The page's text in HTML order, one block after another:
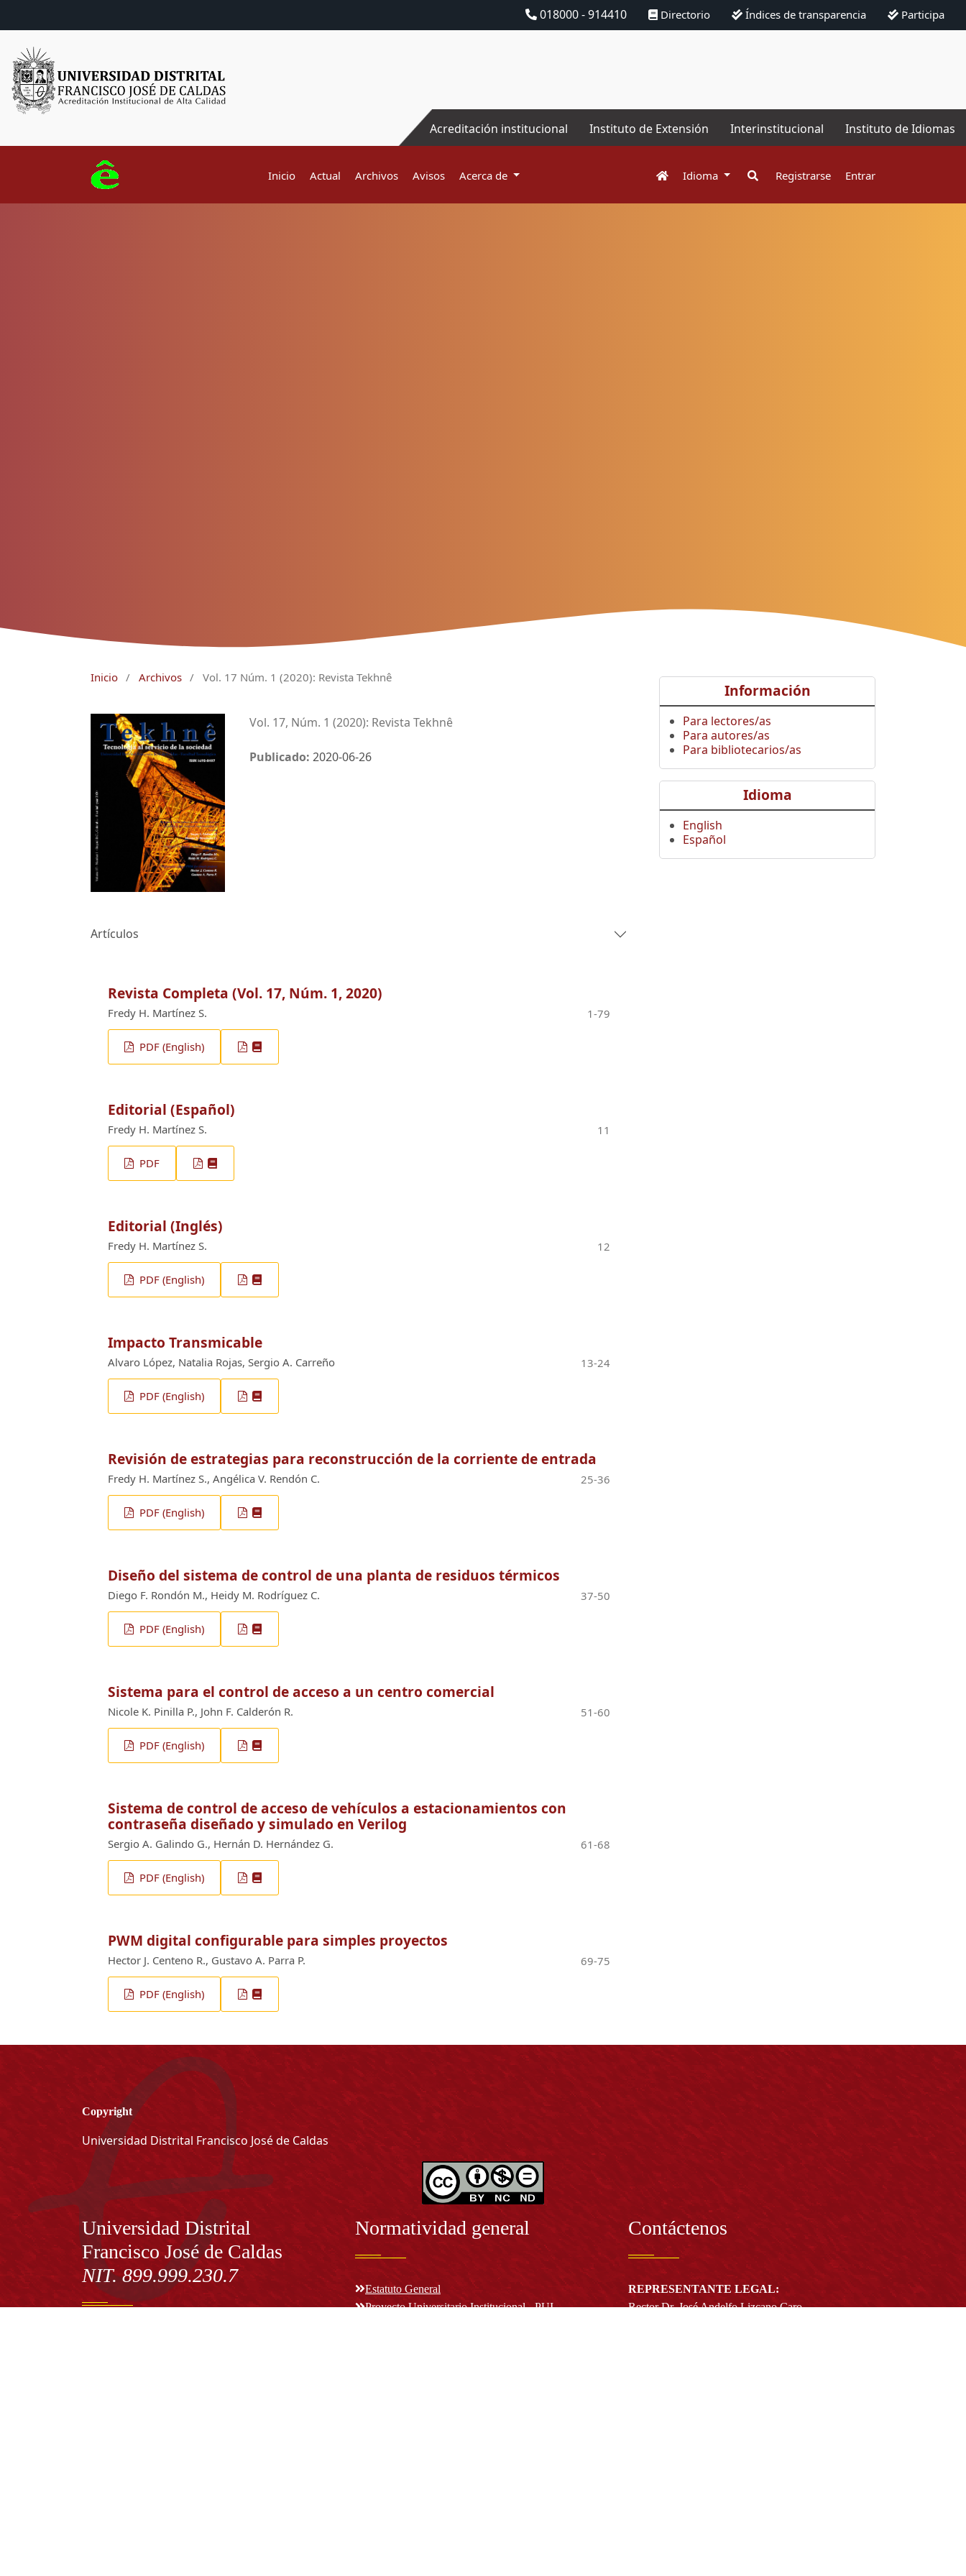
018000 - 914410 Directorio Índices de transparencia Participa
Acreditación institucional Instituto de Extensión Interinstitucional Instituto de Idiomas
Inicio Actual Archivos Avisos Acerca de Idioma Registrarse Entrar
Inicio / Archivos / Vol. 17 Núm. 1 (2020): Revista Tekhnê
Vol. 17, Núm. 1 (2020): Revista Tekhnê
Publicado:2020-06-26
Artículos
Revista Completa (Vol. 17, Núm. 1, 2020)
Fredy H. Martínez S. 1-79
PDF (English)
Editorial (Español)
Fredy H. Martínez S. 11
PDF
Editorial (Inglés)
Fredy H. Martínez S. 12
PDF (English)
Impacto Transmicable
Alvaro López, Natalia Rojas, Sergio A. Carreño 13-24
PDF (English)
Revisión de estrategias para reconstrucción de la corriente de entrada
Fredy H. Martínez S., Angélica V. Rendón C. 25-36
PDF (English)
Diseño del sistema de control de una planta de residuos térmicos
Diego F. Rondón M., Heidy M. Rodríguez C. 37-50
PDF (English)
Sistema para el control de acceso a un centro comercial
Nicole K. Pinilla P., John F. Calderón R. 51-60
PDF (English)
Sistema de control de acceso de vehículos a estacionamientos con
contraseña diseñado y simulado en Verilog
Sergio A. Galindo G., Hernán D. Hernández G. 61-68
PDF (English)
PWM digital configurable para simples proyectos
Hector J. Centeno R., Gustavo A. Parra P. 69-75
PDF (English)
Información
Para lectores/as
Para autores/as
Para bibliotecarios/as
Idioma
English
Español
Copyright
Universidad Distrital Francisco José de Caldas
Información
Universidad Distrital
Francisco José de Caldas
NIT. 899.999.230.7
Normatividad general
Estatuto General
Proyecto Universitario Institucional - PUI
Contáctenos
REPRESENTANTE LEGAL:
Rector Dr. José Andelfo Lizcano Caro